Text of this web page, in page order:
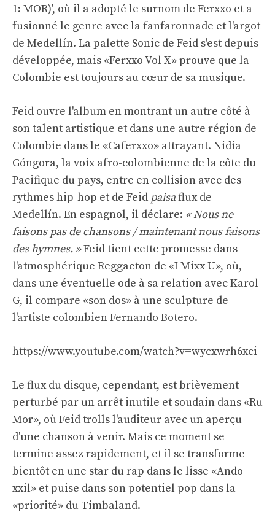
1: MOR)', où il a adopté le surnom de Ferxxo et a
fusionné le genre avec la fanfaronnade et l'argot
de Medellín. La palette Sonic de Feid s'est depuis
développée, mais «Ferxxo Vol X» prouve que la
Colombie est toujours au cœur de sa musique.
Feid ouvre l'album en montrant un autre côté à
son talent artistique et dans une autre région de
Colombie dans le «Caferxxo» attrayant. Nidia
Góngora, la voix afro-colombienne de la côte du
Pacifique du pays, entre en collision avec des
rythmes hip-hop et de Feid paisaflux de
Medellín. En espagnol, il déclare: « Nous ne
faisons pas de chansons / maintenant nous faisons
des hymnes. »Feid tient cette promesse dans
l'atmosphérique Reggaeton de «I Mixx U», où,
dans une éventuelle ode à sa relation avec Karol
G, il compare «son dos» à une sculpture de
l'artiste colombien Fernando Botero.
https://www.youtube.com/watch?v=wycxwrh6xci
Le flux du disque, cependant, est brièvement
perturbé par un arrêt inutile et soudain dans «Ru
Mor», où Feid trolls l'auditeur avec un aperçu
d'une chanson à venir. Mais ce moment se
termine assez rapidement, et il se transforme
bientôt en une star du rap dans le lisse «Ando
xxil» et puise dans son potentiel pop dans la
«priorité» du Timbaland.